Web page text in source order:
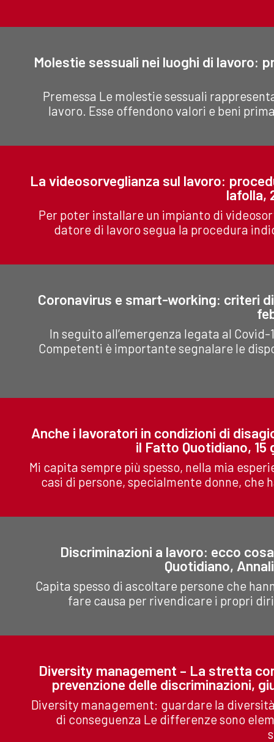
Molestie sessuali nei luoghi di lavoro:
Premessa Le molestie sessuali
lavoro. Esse offendono valori e beni
La videosorveglianza sul lavoro:
Iafolla,
Per poter installare un impianto di
datore di lavoro segua la procedura
Coronavirus e smart-working: criteri
In seguito all’emergenza legata al
Competenti è importante segnalare le
Anche i lavoratori in condizioni di
il Fatto Quotidiano,
Mi capita sempre più spesso, nella mia
casi di persone, specialmente donne,
Discriminazioni a lavoro: ecco
Quotidiano,
Capita spesso di ascoltare persone che
fare causa per rivendicare i propri
Diversity management – La stretta
prevenzione delle discriminazioni,
Diversity management: guardare la
di conseguenza Le differenze sono